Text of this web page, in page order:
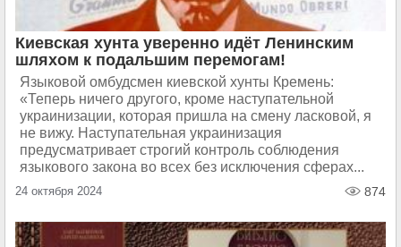
Киевская хунта уверенно идёт Ленинским
шляхом к подальшим перемогам!
Языковой омбудсмен киевской хунты Кремень:
«Теперь ничего другого, кроме наступательной
украинизации, которая пришла на смену ласковой, я
не вижу. Наступательная украинизация
предусматривает строгий контроль соблюдения
языкового закона во всех без исключения сферах...
24 октября 2024 874